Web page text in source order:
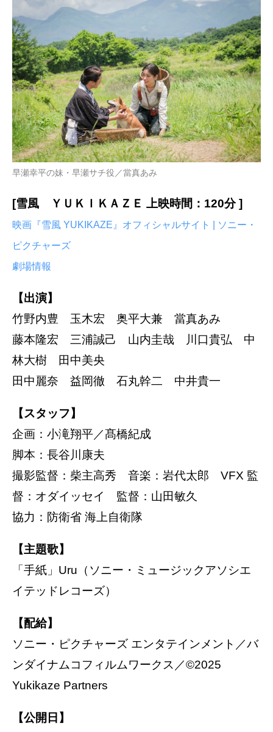
早瀬幸平の妹・早瀬サチ役／當真あみ
[雪風 ＹＵＫＩＫＡＺＥ 上映時間：120分 ]
映画『雪風 YUKIKAZE』オフィシャルサイト | ソニー・
ピクチャーズ
劇場情報
【出演】
竹野内豊 玉木宏 奥平大兼 當真あみ
藤本隆宏 三浦誠己 山内圭哉 川口貴弘 中
林大樹 田中美央
田中麗奈 益岡徹 石丸幹二 中井貴一
【スタッフ】
企画：小滝翔平／髙橋紀成
脚本：長谷川康夫
撮影監督：柴主高秀 音楽：岩代太郎 VFX 監
督：オダイッセイ 監督：山田敏久
協力：防衛省 海上自衛隊
【主題歌】
「⼿紙」Uru（ソニー・ミュージックアソシエ
イテッドレコーズ）
【配給】
ソニー・ピクチャーズ エンタテインメント／バ
ンダイナムコフィルムワークス／©2025
Yukikaze Partners
【公開日】